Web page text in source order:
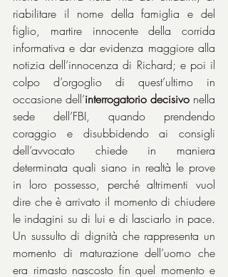
riabilitare il nome della famiglia e del
figlio, martire innocente della corrida
informativa e dar evidenza maggiore alla
notizia dell’innocenza di Richard; e poi il
colpo d’orgoglio di quest’ultimo in
occasione dell’interrogatorio decisivo nella
sede dell’FBI, quando prendendo
coraggio e disubbidendo ai consigli
dell’avvocato chiede in maniera
determinata quali siano in realtà le prove
in loro possesso, perché altrimenti vuol
dire che è arrivato il momento di chiudere
le indagini su di lui e di lasciarlo in pace.
Un sussulto di dignità che rappresenta un
momento di maturazione dell’uomo che
era rimasto nascosto fin quel momento e